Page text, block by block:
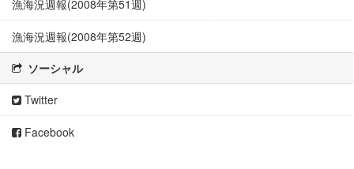
漁海況週報(2008年第51週)
漁海況週報(2008年第52週)
ソーシャル
Twitter
Facebook